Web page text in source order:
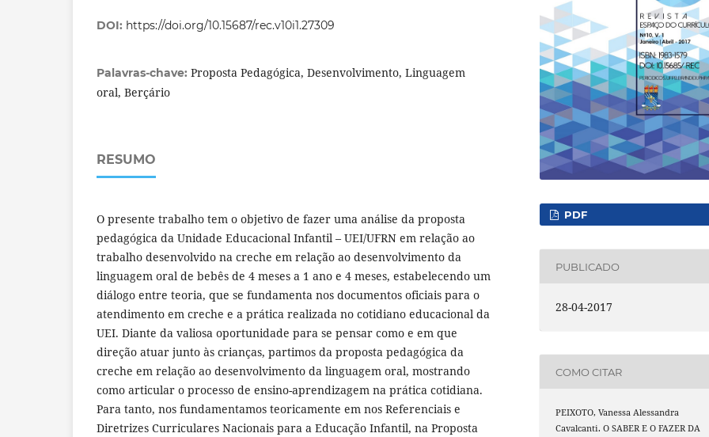
DOI: https://doi.org/10.15687/rec.v10i1.27309
Palavras-chave: Proposta Pedagógica, Desenvolvimento, Linguagem
oral, Berçário
RESUMO
O presente trabalho tem o objetivo de fazer uma análise da proposta
pedagógica da Unidade Educacional Infantil – UEI/UFRN em relação ao
trabalho desenvolvido na creche em relação ao desenvolvimento da
linguagem oral de bebês de 4 meses a 1 ano e 4 meses, estabelecendo um
diálogo entre teoria, que se fundamenta nos documentos oficiais para o
atendimento em creche e a prática realizada no cotidiano educacional da
UEI. Diante da valiosa oportunidade para se pensar como e em que
direção atuar junto às crianças, partimos da proposta pedagógica da
creche em relação ao desenvolvimento da linguagem oral, mostrando
como articular o processo de ensino-aprendizagem na prática cotidiana.
Para tanto, nos fundamentamos teoricamente em nos Referenciais e
Diretrizes Curriculares Nacionais para a Educação Infantil, na Proposta
PDF
PUBLICADO
28-04-2017
COMO CITAR
PEIXOTO, Vanessa Alessandra
Cavalcanti. O SABER E O FAZER DA